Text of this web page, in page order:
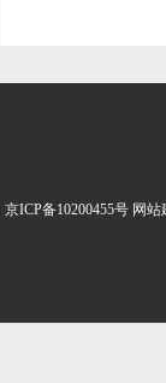
京ICP备10200455号 网站